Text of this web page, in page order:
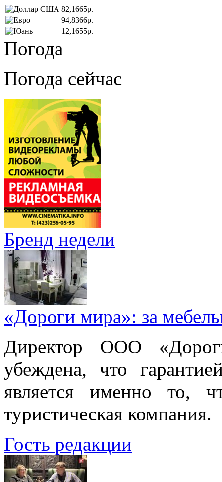
82,1665р.
94,8366р.
12,1655р.
Погода
Погода сейчас
Бренд недели
«Дороги мира»: за
Директор ООО
убеждена, что
является именно то,
туристическая компания.
Гость редакции